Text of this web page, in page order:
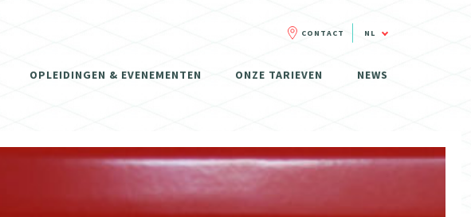
OPLEIDINGEN & EVENEMENTEN ONZE TARIEVEN NEWS
CONTACT NL